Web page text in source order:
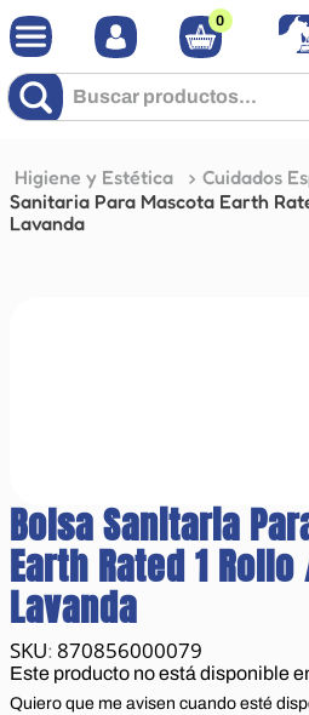
0
Buscar productos...
Higiene y Estética Cuidados
Sanitaria Para Mascota Earth
Lavanda
Bolsa Sanitaria
Earth Rated 1
Lavanda
: 870856000079
Este producto no está disponible
Quiero que me avisen cuando esté